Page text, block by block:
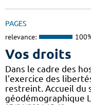
PAGES
relevance:
Vos droits
Dans le cadre des
l'exercice des
restreint. Accueil du
géodémographique